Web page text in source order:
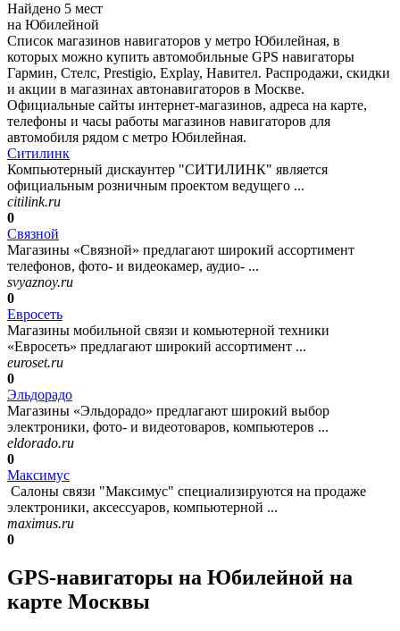
Найдено 5 мест
на Юбилейной
Список магазинов навигаторов у метро Юбилейная, в
которых можно купить автомобильные GPS навигаторы
Гармин, Стелс, Prestigio, Explay, Навител. Распродажи, скидки
и акции в магазинах автонавигаторов в Москве.
Официальные сайты интернет-магазинов, адреса на карте,
телефоны и часы работы магазинов навигаторов для
автомобиля рядом с метро Юбилейная.
Ситилинк
Компьютерный дискаунтер "СИТИЛИНК" является
официальным розничным проектом ведущего ...
citilink.ru
0
Связной
Магазины «Связной» предлагают широкий ассортимент
телефонов, фото- и видеокамер, аудио- ...
svyaznoy.ru
0
Евросеть
Магазины мобильной связи и комьютерной техники
«Евросеть» предлагают широкий ассортимент ...
euroset.ru
0
Эльдорадо
Магазины «Эльдорадо» предлагают широкий выбор
электроники, фото- и видеотоваров, компьютеров ...
eldorado.ru
0
Максимус
Салоны связи "Максимус" специализируются на продаже
электроники, аксессуаров, компьютерной ...
maximus.ru
0
GPS-навигаторы на Юбилейной на
карте Москвы